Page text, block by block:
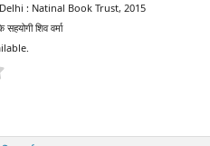
: Natinal Book Trust, 2015
शिव वर्मा